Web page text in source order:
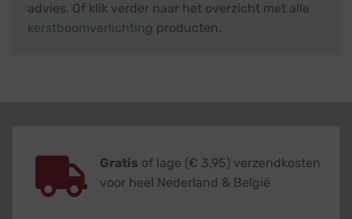
advies. Of klik verder naar het overzicht met alle
kerstboomverlichting producten.
Gratis of lage (€ 3,95) verzendkosten
voor heel Nederland & België